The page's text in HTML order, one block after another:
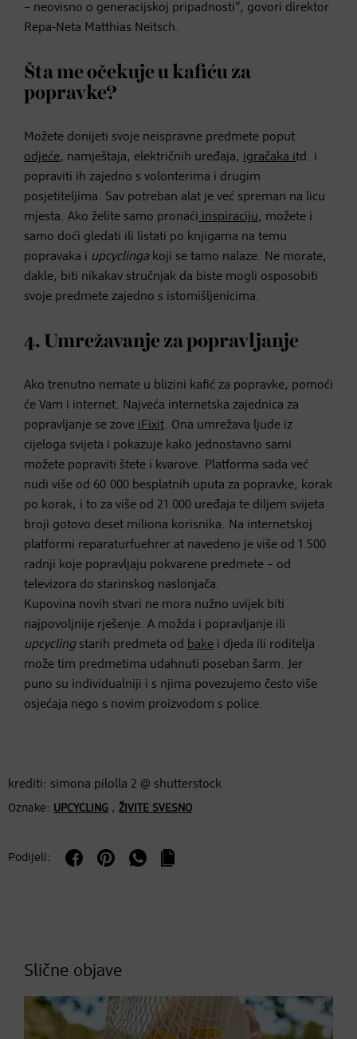
– neovisno o generacijskoj pripadnosti“, govori direktor
Repa-Neta Matthias Neitsch.
Šta me očekuje u kafiću za
popravke?
Možete donijeti svoje neispravne predmete poput
odjeće, namještaja, električnih uređaja, igračaka itd. i
popraviti ih zajedno s volonterima i drugim
posjetiteljima. Sav potreban alat je već spreman na licu
mjesta. Ako želite samo pronaći inspiraciju, možete i
samo doći gledati ili listati po knjigama na temu
popravaka i upcyclingakoji se tamo nalaze. Ne morate,
dakle, biti nikakav stručnjak da biste mogli osposobiti
svoje predmete zajedno s istomišljenicima.
4. Umrežavanje za popravljanje
Ako trenutno nemate u blizini kafić za popravke, pomoći
će Vam i internet. Najveća internetska zajednica za
popravljanje se zove iFixit. Ona umrežava ljude iz
cijeloga svijeta i pokazuje kako jednostavno sami
možete popraviti štete i kvarove. Platforma sada već
nudi više od 60.000 besplatnih uputa za popravke, korak
po korak, i to za više od 21.000 uređaja te diljem svijeta
broji gotovo deset miliona korisnika. Na internetskoj
platformi reparaturfuehrer.at navedeno je više od 1.500
radnji koje popravljaju pokvarene predmete – od
televizora do starinskog naslonjača.
Kupovina novih stvari ne mora nužno uvijek biti
najpovoljnije rješenje. A možda i popravljanje ili
upcyclingstarih predmeta od bake i djeda ili roditelja
može tim predmetima udahnuti poseban šarm. Jer
puno su individualniji i s njima povezujemo često više
osjećaja nego s novim proizvodom s police.
krediti: simona pilolla 2 @ shutterstock
Oznake: UPCYCLING , ŽIVITE SVESNO
Podijeli:
Slične objave